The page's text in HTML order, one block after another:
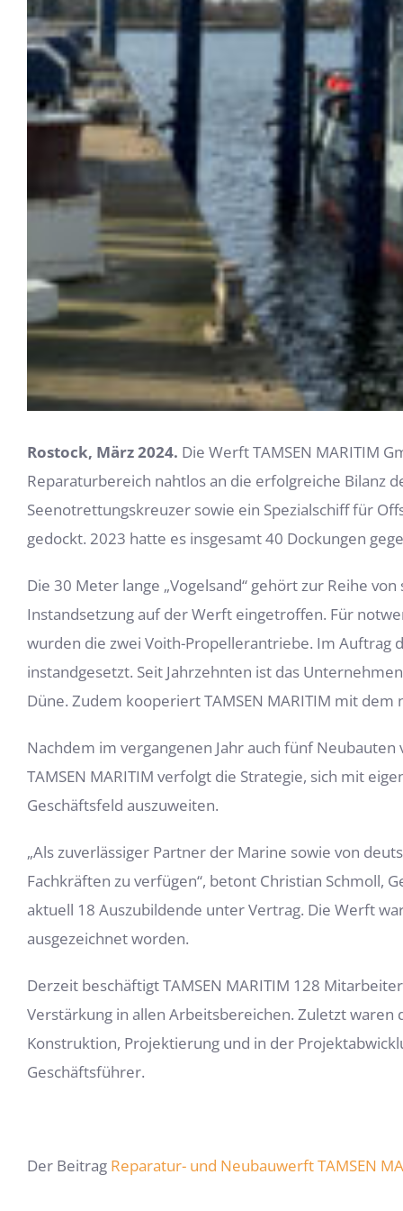
Rostock, März 2024. Die Werft TAMSEN MARITIM
Reparaturbereich nahtlos an die erfolgreiche Bilanz
Seenotrettungskreuzer sowie ein Spezialschiff für
gedockt. 2023 hatte es insgesamt 40 Dockungen
Die 30 Meter lange „Vogelsand“ gehört zur Reihe
Instandsetzung auf der Werft eingetroffen. Für
wurden die zwei Voith-Propellerantriebe. Im Auftrag
instandgesetzt. Seit Jahrzehnten ist das
Düne. Zudem kooperiert TAMSEN MARITIM mit
Nachdem im vergangenen Jahr auch fünf
TAMSEN MARITIM verfolgt die Strategie, sich mit
Geschäftsfeld auszuweiten.
„Als zuverlässiger Partner der Marine sowie von
Fachkräften zu verfügen“, betont Christian Schmoll,
aktuell 18 Auszubildende unter Vertrag. Die Werft
ausgezeichnet worden.
Derzeit beschäftigt TAMSEN MARITIM 128
Verstärkung in allen Arbeitsbereichen. Zuletzt
Konstruktion, Projektierung und in der
Geschäftsführer.
Der Beitrag Reparatur- und Neubauwerft TAMSEN